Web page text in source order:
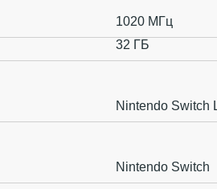
1020 МГц
32 ГБ
Nintendo Switch
Nintendo Switch